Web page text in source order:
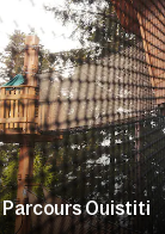
Parcours Ouistiti